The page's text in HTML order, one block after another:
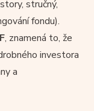
stručný,
fondu).
, znamená to, že
investora
a